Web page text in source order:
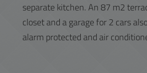
separate kitchen. An 87 m2
closet and a garage for 2 cars
alarm protected and air